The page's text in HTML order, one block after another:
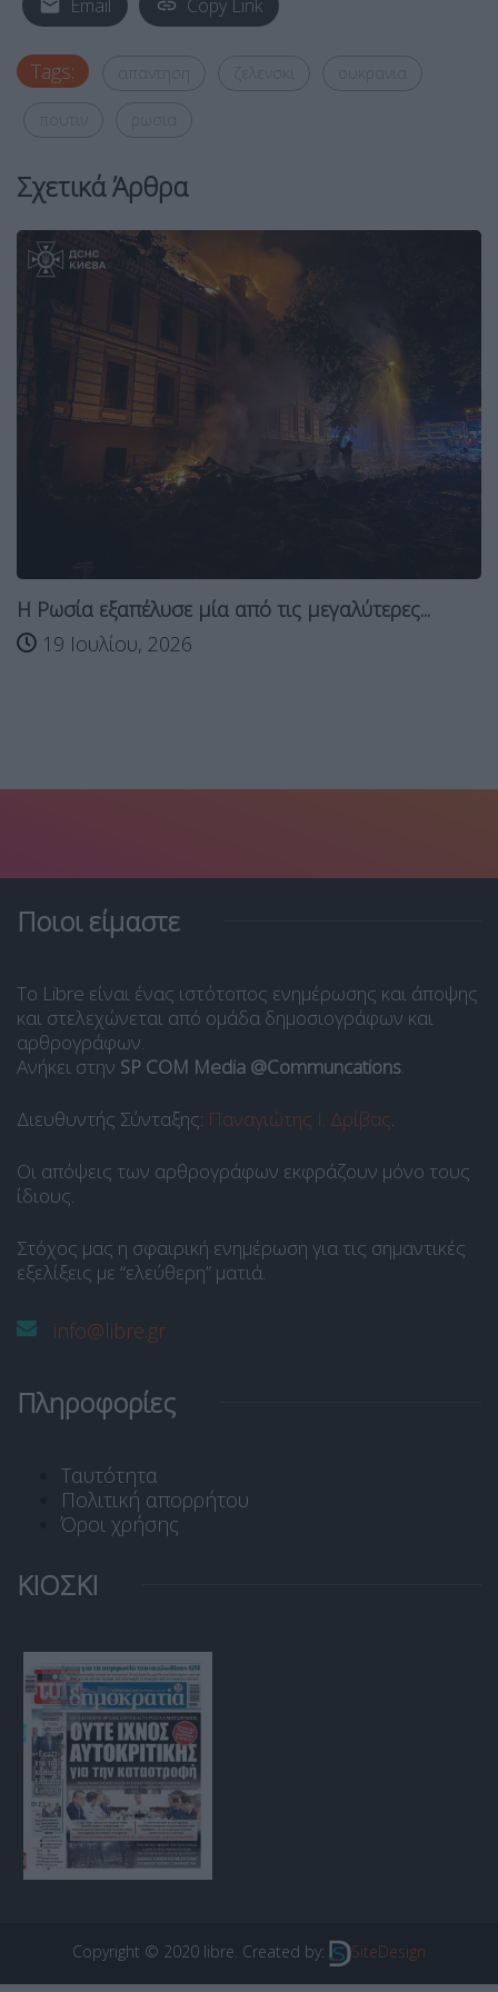
Email Copy Link
Tags:
Σχετικά Άρθρα
Η Ρωσία εξαπέλυσε μία από τις μεγαλύτερες...
19 Ιουλίου, 2026
Ποιοι είμαστε
Το Libre είναι ένας ιστότοπος ενημέρωσης και άποψης
και στελεχώνεται από ομάδα δημοσιογράφων και
αρθρογράφων.
Ανήκει στην SP COM Media @Communcations.
Διευθυντής Σύνταξης: Παναγιώτης Ι. Δρίβας.
Οι απόψεις των αρθρογράφων εκφράζουν μόνο τους
ίδιους.
Στόχος μας η σφαιρική ενημέρωση για τις σημαντικές
εξελίξεις με “ελεύθερη” ματιά.
info@libre.gr
Πληροφορίες
Ταυτότητα
Πολιτική απορρήτου
Όροι χρήσης
ΚΙΟΣΚΙ
Copyright © 2020 libre. Created by: SiteDesign